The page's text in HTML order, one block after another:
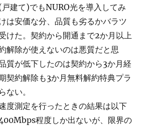
っ
み
た
に
建て)でもNURO光を導入してみ
は安価な分、品質も劣るかバラツ
けた。契約から開通まで2か月以上
解除が使えないのは悪質だと思
質が低下したのは契約から3か月経
契約解除も3か月無料解約特典プラ
ない。
度測定を行ったときの結果は以下
程度しか出ないが、限界の